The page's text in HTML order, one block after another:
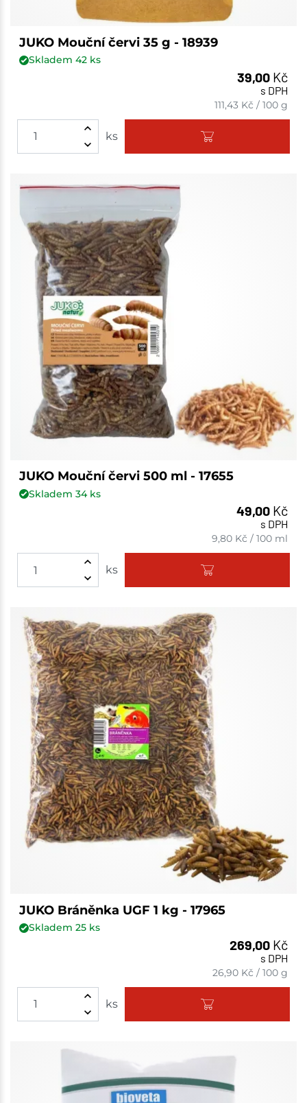
JUKO Mouční červi 35 g - 18939
Skladem 42ks
39,00 Kč
s DPH
111,43 Kč /100 g
ks
JUKO Mouční červi 500 ml - 17655
Skladem 34ks
49,00 Kč
s DPH
9,80 Kč /100 ml
ks
JUKO Bráněnka UGF 1 kg - 17965
Skladem 25ks
269,00 Kč
s DPH
26,90 Kč /100 g
ks